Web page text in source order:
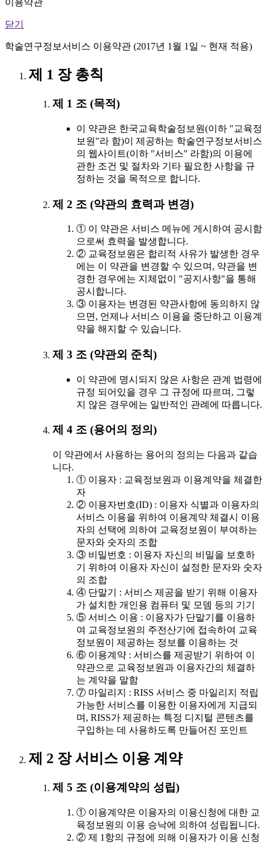
이용약관
닫기
학술연구정보서비스 이용약관 (2017년 1월 1일 ~ 현재 적용)
제 1 장 총칙
제 1 조 (목적)
이 약관은 한국교육학술정보원(이하 "교육정
보원"라 함)이 제공하는 학술연구정보서비스
의 웹사이트(이하 "서비스" 라함)의 이용에
관한 조건 및 절차와 기타 필요한 사항을 규
정하는 것을 목적으로 합니다.
제 2 조 (약관의 효력과 변경)
① 이 약관은 서비스 메뉴에 게시하여 공시함
으로써 효력을 발생합니다.
② 교육정보원은 합리적 사유가 발생한 경우
에는 이 약관을 변경할 수 있으며, 약관을 변
경한 경우에는 지체없이 "공지사항"을 통해
공시합니다.
③ 이용자는 변경된 약관사항에 동의하지 않
으면, 언제나 서비스 이용을 중단하고 이용계
약을 해지할 수 있습니다.
제 3 조 (약관외 준칙)
이 약관에 명시되지 않은 사항은 관계 법령에
규정 되어있을 경우 그 규정에 따르며, 그렇
지 않은 경우에는 일반적인 관례에 따릅니다.
제 4 조 (용어의 정의)
이 약관에서 사용하는 용어의 정의는 다음과 같습
니다.
① 이용자 : 교육정보원과 이용계약을 체결한
자
② 이용자번호(ID) : 이용자 식별과 이용자의
서비스 이용을 위하여 이용계약 체결시 이용
자의 선택에 의하여 교육정보원이 부여하는
문자와 숫자의 조합
③ 비밀번호 : 이용자 자신의 비밀을 보호하
기 위하여 이용자 자신이 설정한 문자와 숫자
의 조합
④ 단말기 : 서비스 제공을 받기 위해 이용자
가 설치한 개인용 컴퓨터 및 모뎀 등의 기기
⑤ 서비스 이용 : 이용자가 단말기를 이용하
여 교육정보원의 주전산기에 접속하여 교육
정보원이 제공하는 정보를 이용하는 것
⑥ 이용계약 : 서비스를 제공받기 위하여 이
약관으로 교육정보원과 이용자간의 체결하
는 계약을 말함
⑦ 마일리지 : RISS 서비스 중 마일리지 적립
가능한 서비스를 이용한 이용자에게 지급되
며, RISS가 제공하는 특정 디지털 콘텐츠를
구입하는 데 사용하도록 만들어진 포인트
제 2 장 서비스 이용 계약
제 5 조 (이용계약의 성립)
① 이용계약은 이용자의 이용신청에 대한 교
육정보원의 이용 승낙에 의하여 성립됩니다.
② 제 1항의 규정에 의해 이용자가 이용 신청